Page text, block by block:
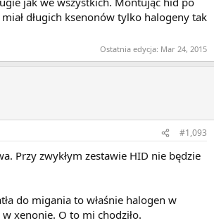
długich ksenonów tylko halogeny tak
Ostatnia edycja: Mar 24, 2015
#1,093
Przy zwykłym zestawie HID nie będzie
do migania to właśnie halogen w
xenonie. O to mi chodziło.